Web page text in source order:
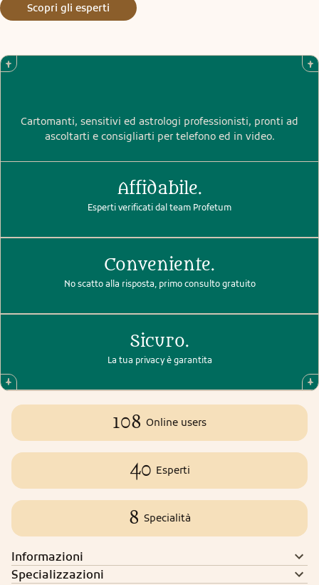
Scopri gli esperti
Cartomanti, sensitivi ed astrologi professionisti, pronti ad
ascoltarti e consigliarti per telefono ed in video.
Affidabile.
Esperti verificati dal team Profetum
Conveniente.
No scatto alla risposta, primo consulto gratuito
Sicuro.
La tua privacy è garantita
108 Online users
40 Esperti
8 Specialità
Informazioni
Specializzazioni